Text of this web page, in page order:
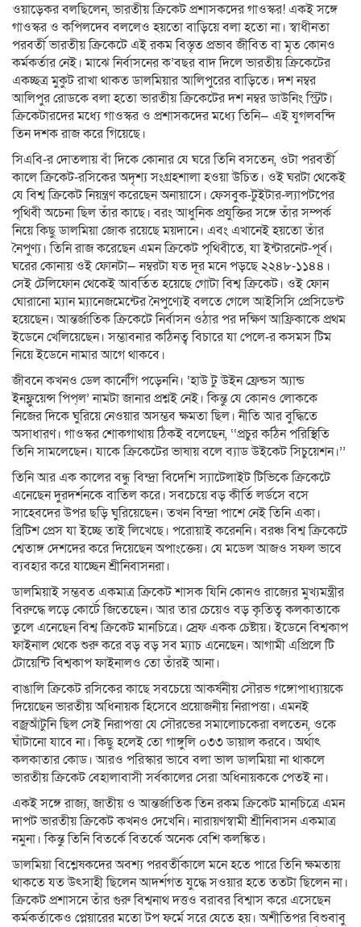
ওয়াড়েকর বলছিলেন, ভারতীয় ক্রিকেট প্রশাসকদের গাওস্কর! একই সঙ্গে
গাওস্কর ও কপিলদেব বললেও হয়তো বাড়িয়ে বলা হতো না। স্বাধীনতা
পরবর্তী ভারতীয় ক্রিকেটে এই রকম বিস্তৃত প্রভাব জীবিত বা মৃত কোনও
কর্মকর্তার নেই। মাঝে নির্বাসনের ক’বছর বাদ দিলে ভারতীয় ক্রিকেটের
একচ্ছত্র মুকুট রাখা থাকত ডালমিয়ার আলিপুরের বাড়িতে। দশ নম্বর
আলিপুর রোডকে বলা হতো ভারতীয় ক্রিকেটের দশ নম্বর ডাউনিং স্ট্রিট।
ক্রিকেটারদের মধ্যে গাওস্কর ও প্রশাসকদের মধ্যে তিনি— এই যুগলবন্দি
তিন দশক রাজ করে গিয়েছে।
সিএবি-র দোতলায় বাঁ দিকে কোনার যে ঘরে তিনি বসতেন, ওটা পরবর্তী
কালে ক্রিকেট-রসিকের অদৃশ্য সংগ্রহশালা হওয়া উচিত। ওই ঘরটা থেকেই
যে বিশ্ব ক্রিকেট নিয়ন্ত্রণ করেছেন অনায়াসে। ফেসবুক-টুইটার-ল্যাপটপের
পৃথিবী অচেনা ছিল তাঁর কাছে। বরং আধুনিক প্রযুক্তির সঙ্গে তাঁর সম্পর্ক
নিয়ে কিছু ডালমিয়া জোক রয়েছে ময়দানে। এবং এখানেই হয়তো তাঁর
নৈপুণ্য। তিনি রাজ করেছেন এমন ক্রিকেট পৃথিবীতে, যা ইন্টারনেট-পূর্ব।
ঘরের কোনায় ওই ফোনটা— নম্বরটা যত দূর মনে পড়ছে ২২৪৮-১১৪৪।
সেই টেলিফোন থেকেই আবর্তিত হয়েছে গোটা বিশ্ব ক্রিকেট। ওই ফোন
ঘোরানো ম্যান ম্যানেজমেন্টের নৈপুণ্যেই বলতে গেলে আইসিসি প্রেসিডেন্ট
হয়েছেন। আন্তর্জাতিক ক্রিকেটে নির্বাসন ওঠার পর দক্ষিণ আফ্রিকাকে প্রথম
ইডেনে খেলিয়েছেন। সম্ভাবনার কঠিনত্ব বিচারে যা পেলে-র কসমস টিম
নিয়ে ইডেনে নামার আগে থাকবে।
জীবনে কখনও ডেল কার্নেগি পড়েননি। ‘হাউ টু উইন ফ্রেন্ডস অ্যান্ড
ইনফ্লুয়েন্স পিপ্‌ল’ নামটা জানার প্রশ্নই নেই। কিন্তু যে কোনও লোককে
নিজের দিকে ঘুরিয়ে নেওয়ার অসম্ভব ক্ষমতা ছিল। নীতি আর বুদ্ধিতে
অসাধারণ। গাওস্কর শোকগাথায় ঠিকই বলেছেন, ‘‘প্রচুর কঠিন পরিস্থিতি
তিনি সামলেছেন। যাকে ক্রিকেটের ভাষায় বলে ব্যাড উইকেট সিচুয়েশন।’’
তিনি আর এক কালের বন্ধু বিন্দ্রা বিদেশি স্যাটেলাইট টিভিকে ক্রিকেটে
এনেছেন দুরদর্শনকে বাতিল করে। সবচেয়ে বড় কীর্তি লর্ডসে বসে
সাহেবদের উপর ছড়ি ঘুরিয়েছেন। তখন বিন্দ্রা পাশে নেই তিনি একা।
ব্রিটিশ প্রেস যা ইচ্ছে তাই লিখেছে। পরোয়াই করেননি। বরঞ্চ বিশ্ব ক্রিকেটে
শ্বেতাঙ্গ দেশদের করে দিয়েছেন অপাংক্তেয়। যে মডেল আজও সফল ভাবে
ব্যবহার করে যাচ্ছেন শ্রীনিবাসনরা।
ডালমিয়াই সম্ভবত একমাত্র ক্রিকেট শাসক যিনি কোনও রাজ্যের মুখ্যমন্ত্রীর
বিরুদ্ধে লড়ে কোর্টে জিতেছেন। আর তার চেয়েও বড় কৃতিত্ব কলকাতাকে
তুলে এনেছেন বিশ্ব ক্রিকেট মানচিত্রে। স্রেফ একক চেষ্টায়। ইডেনে বিশ্বকাপ
ফাইনাল থেকে শুরু করে বড় বড় সব ম্যাচ এনেছেন। আগামী এপ্রিলে টি
টোয়েন্টি বিশ্বকাপ ফাইনালও তো তাঁরই আনা।
বাঙালি ক্রিকেট রসিকের কাছে সবচেয়ে আকর্ষনীয় সৌরভ গঙ্গোপাধ্যায়কে
দিয়েছেন ভারতীয় অধিনায়ক হিসেবে প্রয়োজনীয় নিরাপত্তা। এমনই
বজ্রআঁটুনি ছিল সেই নিরাপত্তা যে সৌরভের সমালোচকেরা বলতেন, ওকে
ঘাঁটানো যাবে না। কিছু হলেই তো গাঙ্গুলি ০৩৩ ডায়াল করবে। অর্থাৎ
কলকাতার কোড। আরও পরিস্কার ভাবে বলা ভাল ডালমিয়া না থাকলে
ভারতীয় ক্রিকেট বেহালাবাসী সর্বকালের সেরা অধিনায়ককে পেতই না।
একই সঙ্গে রাজ্য, জাতীয় ও আন্তর্জাতিক তিন রকম ক্রিকেট মানচিত্রে এমন
দাপট ভারতীয় ক্রিকেট কখনও দেখেনি। নারায়ণস্বামী শ্রীনিবাসন একমাত্র
নমুনা। কিন্তু তিনি বিতর্কে বিতর্কে অনেক বেশি কলঙ্কিত।
ডালমিয়া বিশ্লেষকদের অবশ্য পরবর্তীকালে মনে হতে পারে তিনি ক্ষমতায়
থাকতে যত উৎসাহী ছিলেন আদর্শগত যুদ্ধে সওয়ার হতে ততটা ছিলেন না।
ক্রিকেট প্রশাসনে তাঁর গুরু বিশ্বনাথ দত্তও বরাবর বিশ্বাস করে এসেছেন
কর্মকর্তাকেও প্লেয়ারের মতো টপ ফর্মে সরে যেতে হয়। অশীতিপর বিশুবাবু